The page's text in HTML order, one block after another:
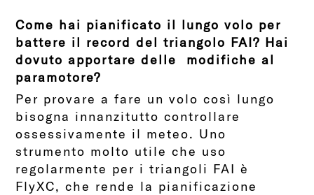
Come hai pianificato il lungo volo per
battere il record del triangolo FAI? Hai
dovuto apportare delle modifiche al
paramotore?
Per provare a fare un volo così lungo
bisogna innanzitutto controllare
ossessivamente il meteo. Uno
strumento molto utile che uso
regolarmente per i triangoli FAI è
FlyXC, che rende la pianificazione